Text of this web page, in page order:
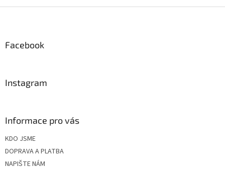
Facebook
Instagram
Informace pro vás
KDO JSME
DOPRAVA A PLATBA
NAPIŠTE NÁM